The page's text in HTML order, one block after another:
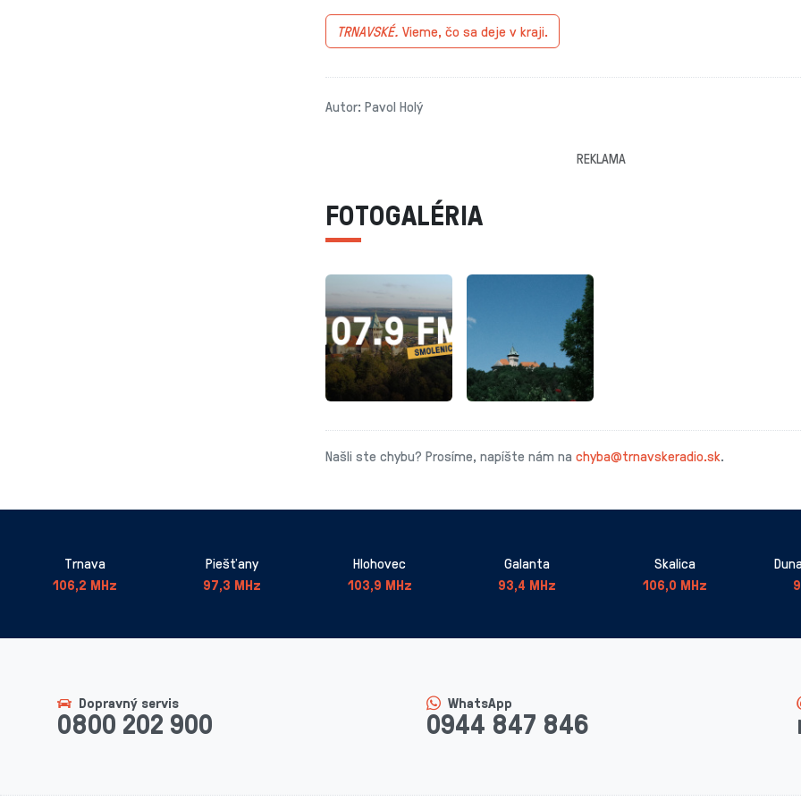
TRNAVSKÉ. Vieme, čo sa deje v kraji.
Autor: Pavol Holý
REKLAMA
FOTOGALÉRIA
Našli ste chybu? Prosíme, napíšte nám na chyba@trnavskeradio.sk.
Trnava
106,2 MHz
Piešťany
97,3 MHz
Hlohovec
103,9 MHz
Galanta
93,4 MHz
Skalica
106,0 MHz
Dopravný servis
0800 202 900
WhatsApp
0944 847 846